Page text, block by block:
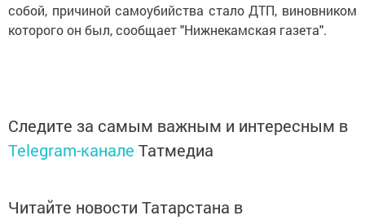
собой, причиной самоубийства стало ДТП, виновником
которого он был, сообщает "Нижнекамская газета".
Следите за самым важным и интересным в
Telegram-канале Татмедиа
Читайте новости Татарстана в